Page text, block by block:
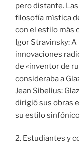
pero distante.
filosofía mística
con el estilo más
Igor Stravinsky: A
innovaciones
de «inventor de
consideraba a
Jean Sibelius:
dirigió sus obras
su estilo
2. Estudiantes y